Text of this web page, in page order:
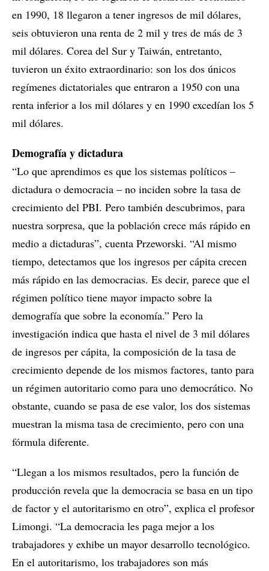
en 1990, 18 llegaron a tener ingresos de mil dólares,
seis obtuvieron una renta de 2 mil y tres de más de 3
mil dólares. Corea del Sur y Taiwán, entretanto,
tuvieron un éxito extraordinario: son los dos únicos
regímenes dictatoriales que entraron a 1950 con una
renta inferior a los mil dólares y en 1990 excedían los 5
mil dólares.
Demografía y dictadura
“Lo que aprendimos es que los sistemas políticos –
dictadura o democracia – no inciden sobre la tasa de
crecimiento del PBI. Pero también descubrimos, para
nuestra sorpresa, que la población crece más rápido en
medio a dictaduras”, cuenta Przeworski. “Al mismo
tiempo, detectamos que los ingresos per cápita crecen
más rápido en las democracias. Es decir, parece que el
régimen político tiene mayor impacto sobre la
demografía que sobre la economía.” Pero la
investigación indica que hasta el nivel de 3 mil dólares
de ingresos per cápita, la composición de la tasa de
crecimiento depende de los mismos factores, tanto para
un régimen autoritario como para uno democrático. No
obstante, cuando se pasa de ese valor, los dos sistemas
muestran la misma tasa de crecimiento, pero con una
fórmula diferente.
“Llegan a los mismos resultados, pero la función de
producción revela que la democracia se basa en un tipo
de factor y el autoritarismo en otro”, explica el profesor
Limongi. “La democracia les paga mejor a los
trabajadores y exhibe un mayor desarrollo tecnológico.
En el autoritarismo, los trabajadores son más